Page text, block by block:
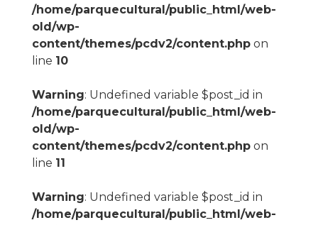
/home/parquecultural/public_html/web-
old/wp-
content/themes/pcdv2/content.phpon
line 10
Warning: Undefined variable $post_id in
/home/parquecultural/public_html/web-
old/wp-
content/themes/pcdv2/content.phpon
line 11
Warning: Undefined variable $post_id in
/home/parquecultural/public_html/web-